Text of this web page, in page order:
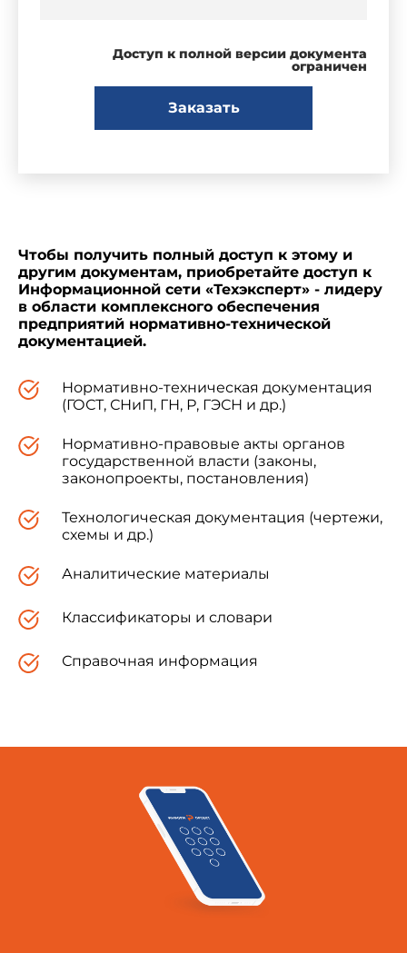
Доступ к полной версии документа
ограничен
Заказать
Чтобы получить полный доступ к этому и
другим документам, приобретайте доступ к
Информационной сети «Техэксперт» - лидеру
в области комплексного обеспечения
предприятий нормативно-технической
документацией.
Нормативно-техническая документация
(ГОСТ, СНиП, ГН, Р, ГЭСН и др.)
Нормативно-правовые акты органов
государственной власти (законы,
законопроекты, постановления)
Технологическая документация (чертежи,
схемы и др.)
Аналитические материалы
Классификаторы и словари
Справочная информация